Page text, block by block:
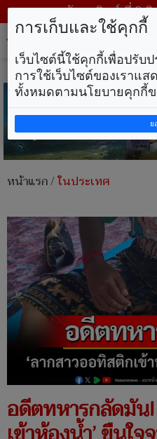
วันอาทิตย์ ที่ 9
หน้าแรก/ในประเทศ
อดีตทหารกลัดมัน
การเก็บและใช้คุกกี้
เว็บไซต์นี้ใช้คุกกี้เพื่อปรับ
การใช้เว็บไซต์ของเราแ
ทั้งหมดตามนโยบายคุกกี้ข
ย